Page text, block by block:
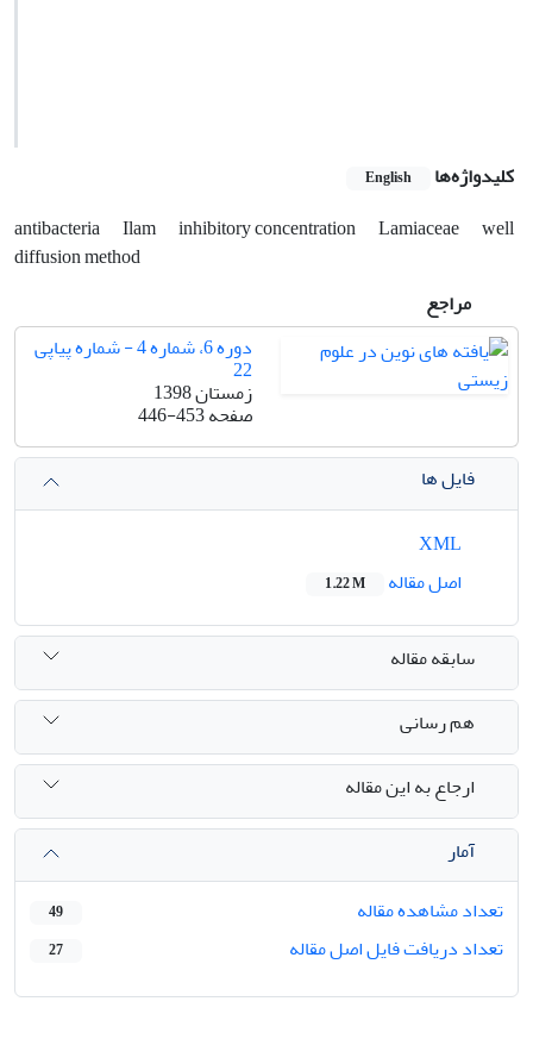
کلیدواژه‌ها English
antibacteria Ilam inhibitory concentration Lamiaceae
well
diffusion method
مراجع
دوره 6، شماره 4 - شماره پیاپی
22
زمستان 1398
صفحه446-453
فایل ها
اصل مقاله
1.22 M
سابقه مقاله
هم رسانی
ارجاع به این مقاله
آمار
تعداد مشاهده مقاله
49
تعداد دریافت فایل اصل مقاله 27